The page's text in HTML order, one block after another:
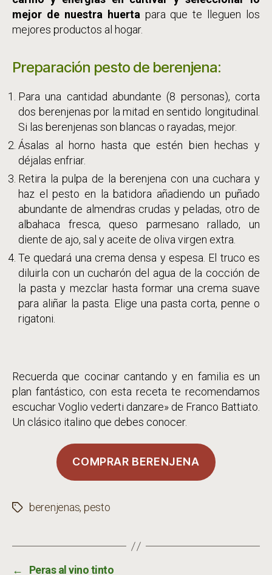
mejor de nuestra huerta para que te lleguen los
mejores productos al hogar.
Preparación pesto de berenjena:
Para una cantidad abundante (8 personas), corta
dos berenjenas por la mitad en sentido longitudinal.
Si las berenjenas son blancas o rayadas, mejor.
Ásalas al horno hasta que estén bien hechas y
déjalas enfriar.
Retira la pulpa de la berenjena con una cuchara y
haz el pesto en la batidora añadiendo un puñado
abundante de almendras crudas y peladas, otro de
albahaca fresca, queso parmesano rallado, un
diente de ajo, sal y aceite de oliva virgen extra.
Te quedará una crema densa y espesa. El truco es
diluirla con un cucharón del agua de la cocción de
la pasta y mezclar hasta formar una crema suave
para aliñar la pasta. Elige una pasta corta, penne o
rigatoni.
Recuerda que cocinar cantando y en familia es un
plan fantástico, con esta receta te recomendamos
escuchar Voglio vederti danzare» de Franco Battiato.
Un clásico italino que debes conocer.
COMPRAR BERENJENA
Etiquetas
berenjenas, pesto
← Peras al vino tinto